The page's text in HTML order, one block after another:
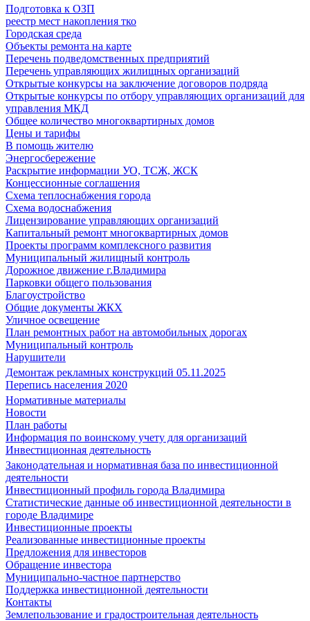
Подготовка к ОЗП
реестр мест накопления тко
Городская среда
Объекты ремонта на карте
Перечень подведомственных предприятий
Перечень управляющих жилищных организаций
Открытые конкурсы на заключение договоров подряда
Открытые конкурсы по отбору управляющих организаций для
управления МКД
Общее количество многоквартирных домов
Цены и тарифы
В помощь жителю
Энергосбережение
Раскрытие информации УО, ТСЖ, ЖСК
Концессионные соглашения
Схема теплоснабжения города
Схема водоснабжения
Лицензирование управляющих организаций
Капитальный ремонт многоквартирных домов
Проекты программ комплексного развития
Муниципальный жилищный контроль
Дорожное движение г.Владимира
Парковки общего пользования
Благоустройство
Общие документы ЖКХ
Уличное освещение
План ремонтных работ на автомобильных дорогах
Муниципальный контроль
Нарушители
Демонтаж рекламных конструкций 05.11.2025
Перепись населения 2020
Нормативные материалы
Новости
План работы
Информация по воинскому учету для организаций
Инвестиционная деятельность
Законодательная и нормативная база по инвестиционной
деятельности
Инвестиционный профиль города Владимира
Статистические данные об инвестиционной деятельности в
городе Владимире
Инвестиционные проекты
Реализованные инвестиционные проекты
Предложения для инвесторов
Обращение инвестора
Муниципально-частное партнерство
Поддержка инвестиционной деятельности
Контакты
Землепользование и градостроительная деятельность